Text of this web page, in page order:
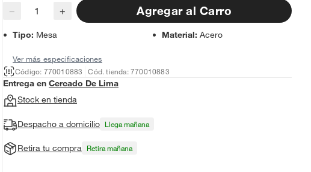
− + Agregar al Carro
Tipo: Mesa Material: Acero
Ver más especificaciones
Código: 770010883
Cód. tienda: 770010883
Entrega en Cercado De Lima
Stock en tienda
Despacho a domicilio Llega mañana
Retira tu compra Retira mañana